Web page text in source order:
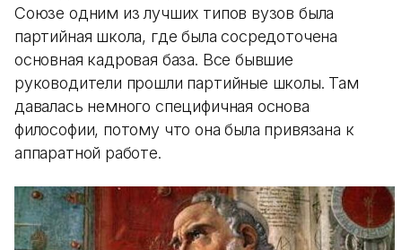
Союзе одним из лучших типов вузов была
партийная школа, где была сосредоточена
основная кадровая база. Все бывшие
руководители прошли партийные школы. Там
давалась немного специфичная основа
философии, потому что она была привязана к
аппаратной работе.